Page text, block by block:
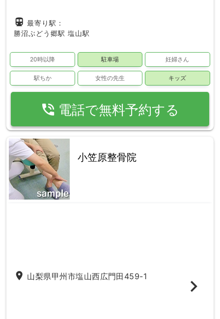
directions_subway 最寄り駅：
勝沼ぶどう郷駅 塩山駅
20時以降 駐車場 妊婦さん
駅ちか 女性の先生 キッズ
phone_in_talk 電話で無料予約する
小笠原整骨院
place 山梨県甲州市塩山西広門田459-1